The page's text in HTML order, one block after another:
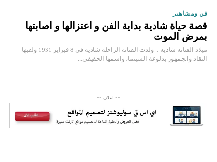
فن ومشاهير
قصة حياة شادية بداية الفن و اعتزالها و اصابتها
بمرض الموت
ميلاد الفنانة شادية :- ولدت الفنانة الراحلة شادية فى 8 فبراير 1931 ولقبها
النقاد والجمهور بدلوعة السينما، واسمها الحقيقى...
-- اعلان --